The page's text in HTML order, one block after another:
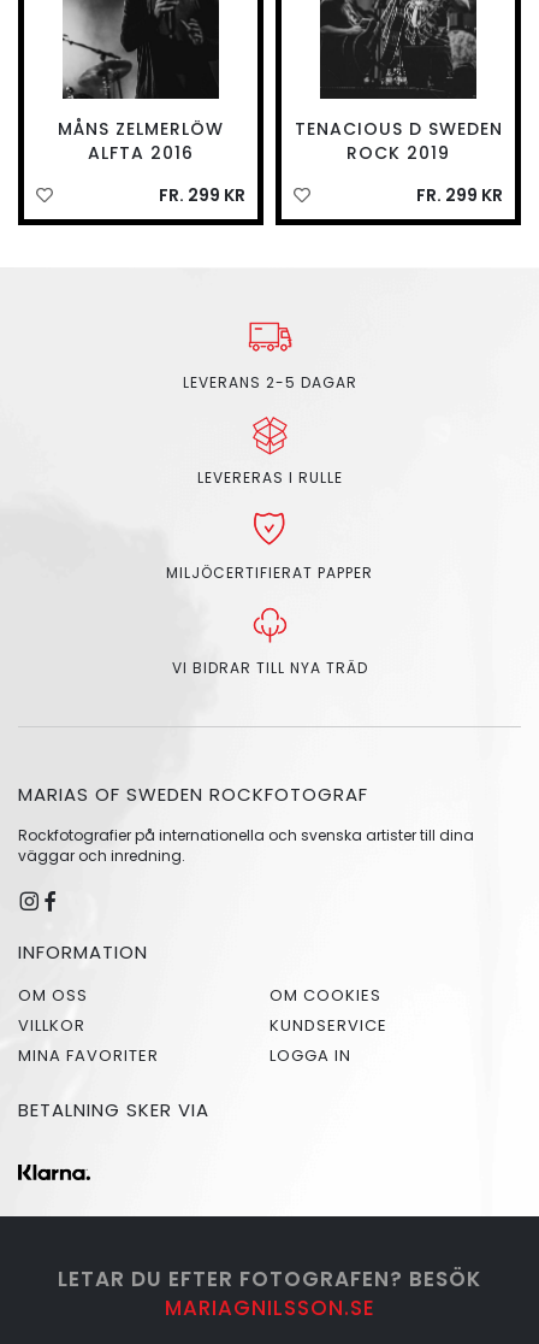
MÅNS ZELMERLÖW
ALFTA 2016
FR. 299 KR
TENACIOUS D SWEDEN
ROCK 2019
FR. 299 KR
LEVERANS 2-5 DAGAR
LEVERERAS I RULLE
MILJÖCERTIFIERAT PAPPER
VI BIDRAR TILL NYA TRÄD
MARIAS OF SWEDEN ROCKFOTOGRAF
Rockfotografier på internationella och svenska artister till dina
väggar och inredning.
INFORMATION
OM OSS
OM COOKIES
VILLKOR
KUNDSERVICE
MINA FAVORITER
LOGGA IN
BETALNING SKER VIA
LETAR DU EFTER FOTOGRAFEN? BESÖK
MARIAGNILSSON.SE